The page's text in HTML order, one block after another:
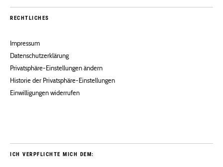
RECHTLICHES
Impressum
Datenschutzerklärung
Privatsphäre-Einstellungen ändern
Historie der Privatsphäre-Einstellungen
Einwilligungen widerrufen
ICH VERPFLICHTE MICH DEM: